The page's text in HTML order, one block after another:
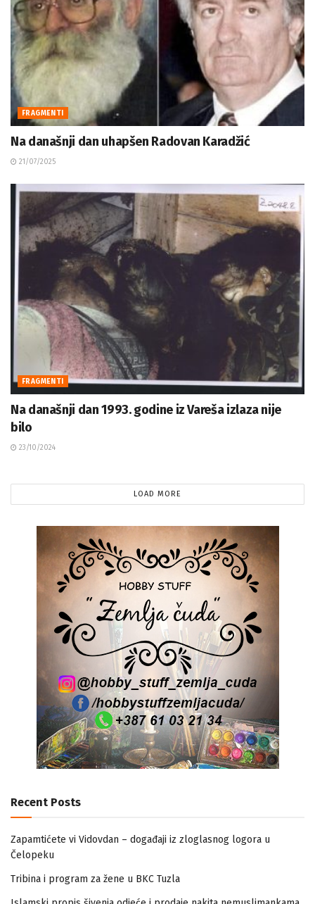
FRAGMENTI
Na današnji dan uhapšen Radovan Karadžić
21/07/2025
FRAGMENTI
Na današnji dan 1993. godine iz Vareša izlaza nije
bilo
23/10/2024
LOAD MORE
Recent Posts
Zapamtićete vi Vidovdan – događaji iz zloglasnog logora u
Čelopeku
Tribina i program za žene u BKC Tuzla